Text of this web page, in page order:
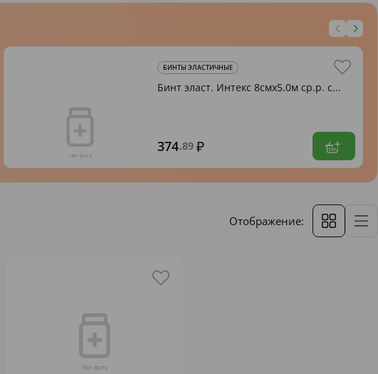
БИНТЫ ЭЛАСТИЧНЫЕ
Бинт эласт. Интекс 8смх5.0м ср.р. с...
374,89
Отображение: